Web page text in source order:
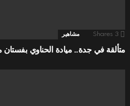
3
Shares مشاهير
متألقة في جدة.. ميادة الحناوي بفستان